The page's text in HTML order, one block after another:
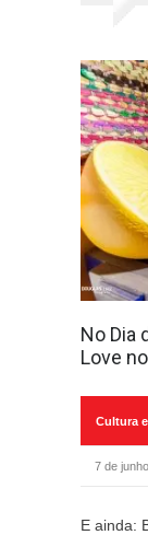
No Dia
Love
Cultura
7 de
E ainda: